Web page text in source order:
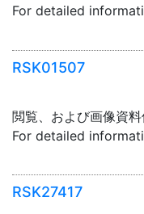
For detailed
RSK01507
閲覧、および画像資
For detailed
RSK27417